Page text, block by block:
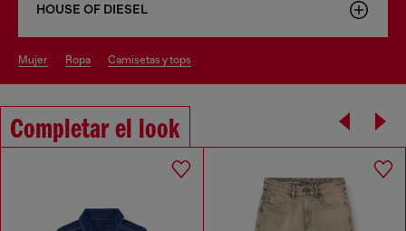
HOUSE OF DIESEL
mujer ropa camisetas y tops
Completar el look